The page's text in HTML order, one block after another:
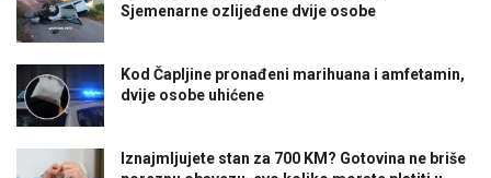
Sjemenarne ozlijeđene dvije osobe
Kod Čapljine pronađeni marihuana i amfetamin,
dvije osobe uhićene
Iznajmljujete stan za 700 KM? Gotovina ne briše